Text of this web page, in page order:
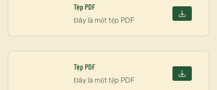
Tệp PDF
Đây là một tệp PDF
Tệp PDF
Đây là một tệp PDF